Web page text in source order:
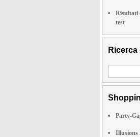
Risultati
test
Party-
Illusions